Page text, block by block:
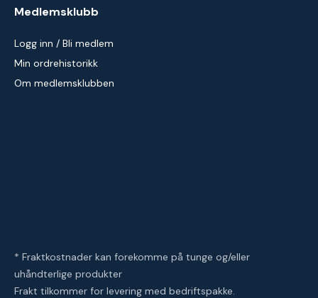
Medlemsklubb
Logg inn / Bli medlem
Min ordrehistorikk
Om medlemsklubben
* Fraktkostnader kan forekomme på tunge og/eller
uhåndterlige produkter
Frakt tilkommer for levering med bedriftspakke.